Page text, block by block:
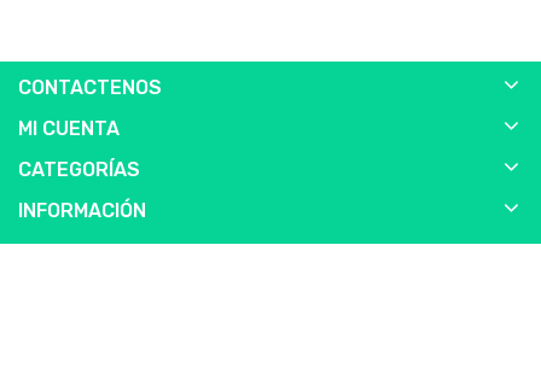
CONTACTENOS
MI CUENTA
CATEGORÍAS
INFORMACIÓN